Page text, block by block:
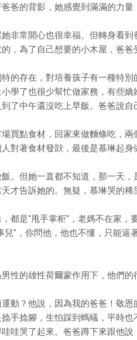
爸的背影，她感覺到滿滿的力
非常開心也很幸福。但轉身看到
，為了自己想要的小木屋，爸爸
的存在，對培養孩子有一種特別
學了也很少幫忙做家務，有些
了中午還沒吃上早飯。爸爸說自
買點食材，回家來做麵條吃，
對著食材發獃，最後是慕琳起身
。但她一直都不知道，那一天，
才告訴她的。無疑，慕琳哭的
都是"甩手掌柜"，老媽不在家，
"，你問他，他也不懂，只能逼
性的雄性荷爾蒙作用下，他們的
動？他說，因為我的爸爸！敬恩
手捻腳，生怕踩到螞蟻，平時也
哇哭了起來。爸爸蹲下來跟他說